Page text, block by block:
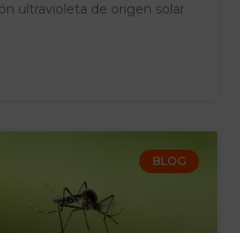
ultravioleta de origen solar
BLOG